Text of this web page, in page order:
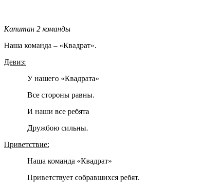
Капитан 2 команды
Наша команда – «Квадрат».
Девиз:
У нашего «Квадрата»
Все стороны равны.
И наши все ребята
Дружбою сильны.
Приветствие:
Наша команда «Квадрат»
Приветствует собравшихся ребят.